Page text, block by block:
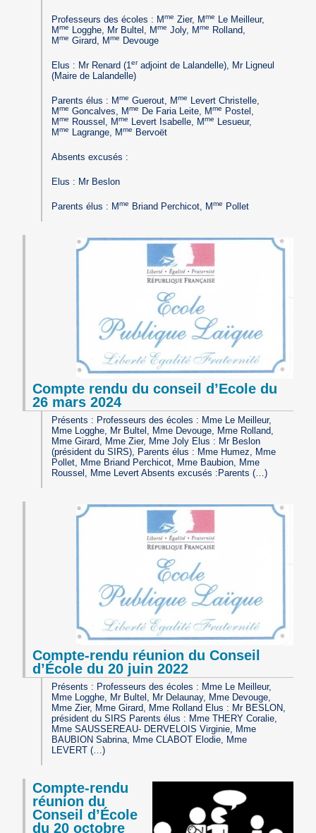
Professeurs des écoles : Mme Zier, Mme Le Meilleur,
Mme Logghe, Mr Bultel, Mme Joly, Mme Rolland,
Mme Girard, Mme Devouge
Elus : Mr Renard (1eradjoint de Lalandelle), Mr Ligneul
(Maire de Lalandelle)
Parents élus : Mme Guerout, Mme Levert Christelle,
Mme Goncalves, Mme De Faria Leite, Mme Postel,
Mme Roussel, Mme Levert Isabelle, Mme Lesueur,
Mme Lagrange, Mme Bervoët
Absents excusés :
Elus : Mr Beslon
Parents élus : Mme Briand Perchicot, Mme Pollet
Compte rendu du conseil d’Ecole du
26 mars 2024
Présents : Professeurs des écoles : Mme Le Meilleur,
Mme Logghe, Mr Bultel, Mme Devouge, Mme Rolland,
Mme Girard, Mme Zier, Mme Joly Elus : Mr Beslon
(président du SIRS), Parents élus : Mme Humez, Mme
Pollet, Mme Briand Perchicot, Mme Baubion, Mme
Roussel, Mme Levert Absents excusés :Parents (…)
Compte-rendu réunion du Conseil
d’École du 20 juin 2022
Présents : Professeurs des écoles : Mme Le Meilleur,
Mme Logghe, Mr Bultel, Mr Delaunay, Mme Devouge,
Mme Zier, Mme Girard, Mme Rolland Elus : Mr BESLON,
président du SIRS Parents élus : Mme THERY Coralie,
Mme SAUSSEREAU- DERVELOIS Virginie, Mme
BAUBION Sabrina, Mme CLABOT Elodie, Mme
LEVERT (…)
Compte-rendu
réunion du
Conseil d’École
du 20 octobre